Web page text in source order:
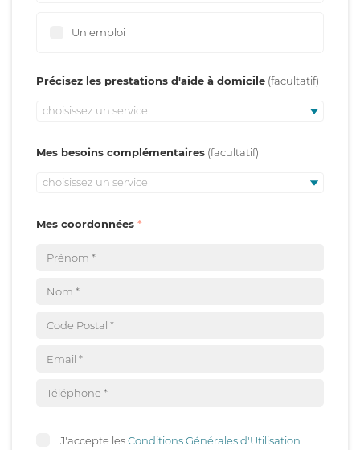
Un emploi
Précisez les prestations d'aide à domicile
choisissez un service
Mes besoins complémentaires
choisissez un service
Mes coordonnées
J'accepte lesConditions Générales d'Utilisation